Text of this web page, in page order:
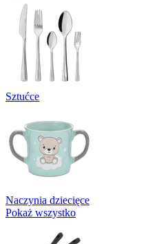
Sztućce
Naczynia dziecięce
Pokaż wszystko